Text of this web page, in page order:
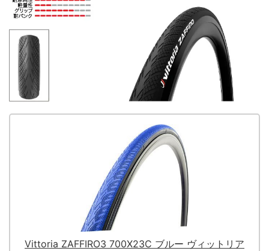
Vittoria ZAFFIRO3 700X23C ブルー ヴィットリア